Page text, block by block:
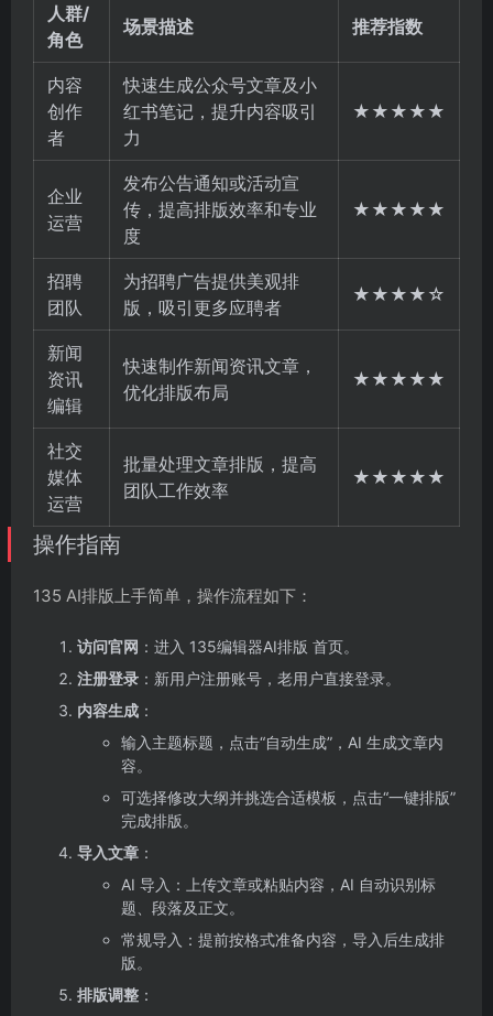
人群/
角色
场景描述 推荐指数
内容
创作
者
快速生成公众号文章及小
红书笔记，提升内容吸引
力
★★★★★
企业
运营
发布公告通知或活动宣
传，提高排版效率和专业
度
★★★★★
招聘
团队
为招聘广告提供美观排
版，吸引更多应聘者
★★★★☆
新闻
资讯
编辑
快速制作新闻资讯文章，
优化排版布局
★★★★★
社交
媒体
运营
批量处理文章排版，提高
团队工作效率
★★★★★
操作指南
135 AI排版上手简单，操作流程如下：
访问官网 ：进入 135编辑器AI排版 首页。
注册登录 ：新用户注册账号，老用户直接登录。
内容生成 ：
输入主题标题，点击“自动生成”，AI 生成文章内
容。
可选择修改大纲并挑选合适模板，点击“一键排版”
完成排版。
导入文章 ：
AI 导入：上传文章或粘贴内容，AI 自动识别标
题、段落及正文。
常规导入：提前按格式准备内容，导入后生成排
版。
排版调整 ：